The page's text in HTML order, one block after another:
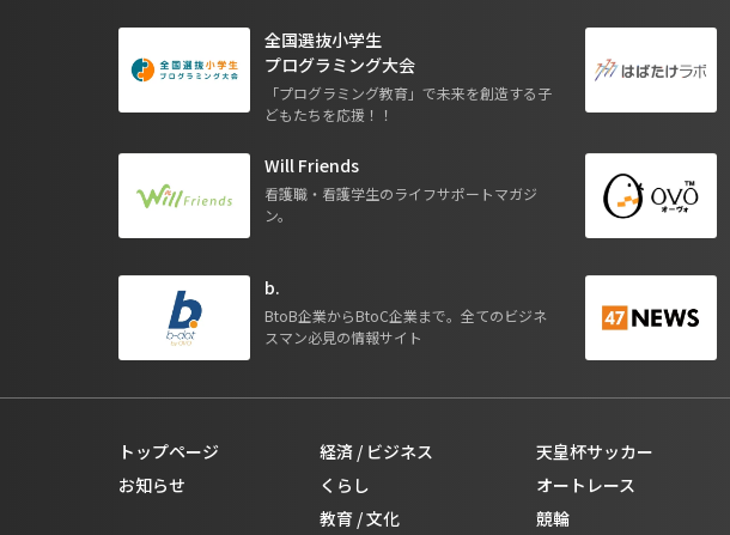
全国選抜小学生
プログラミング大会
「プログラミング教育」で未来を創造する子
どもたちを応援！！
Will Friends
看護職・看護学生のライフサポートマガジ
ン。
b.
BtoB企業からBtoC企業まで。全てのビジネ
スマン必見の情報サイト
トップページ
お知らせ
経済 / ビジネス
くらし
教育 / 文化
天皇杯サッカー
オートレース
競輪